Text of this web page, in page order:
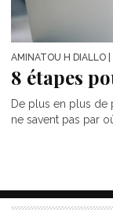
AMINATOU H DIALLO
8 étapes
De plus en plus de
ne savent pas par